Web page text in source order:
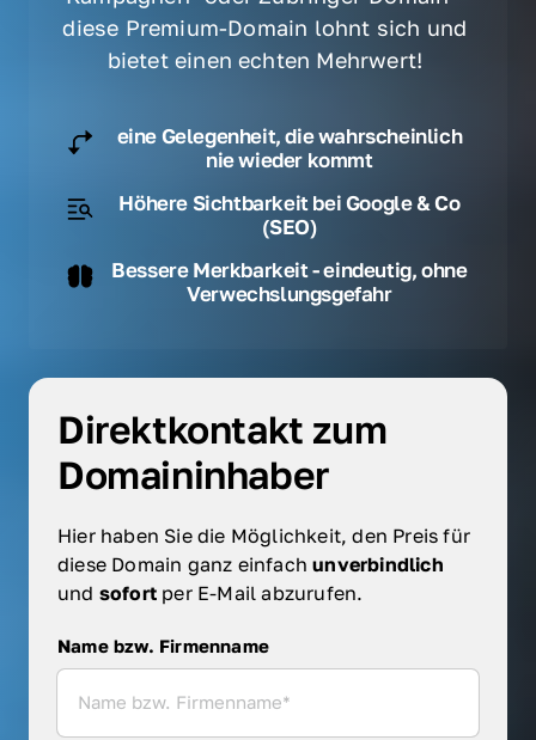
diese Premium-Domain lohnt sich und
bietet einen echten Mehrwert!
eine Gelegenheit, die wahrscheinlich
nie wieder kommt
Höhere Sichtbarkeit bei Google & Co
(SEO)
Bessere Merkbarkeit - eindeutig, ohne
Verwechslungsgefahr
Direktkontakt zum
Domaininhaber
Hier haben Sie die Möglichkeit, den Preis für
diese Domain ganz einfach
und sofort per E-Mail abzurufen.
Name bzw. Firmenname
Name bzw. Firmenname